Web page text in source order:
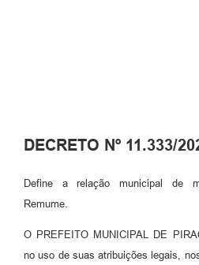
DECRETO Nº 11.333/
Define a relação municipal de
Remume.
O PREFEITO MUNICIPAL DE
no uso de suas atribuições legais,